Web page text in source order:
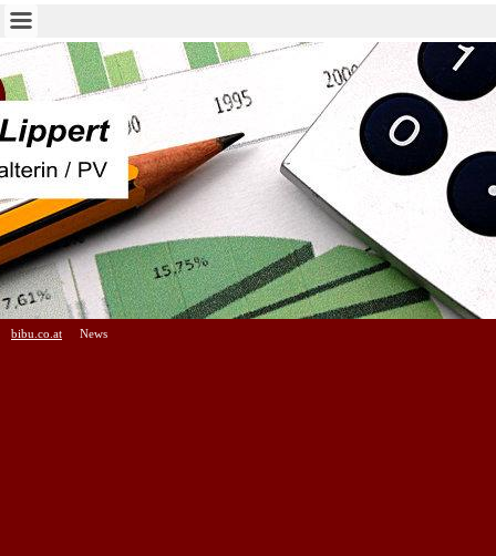
bibu.co.at News